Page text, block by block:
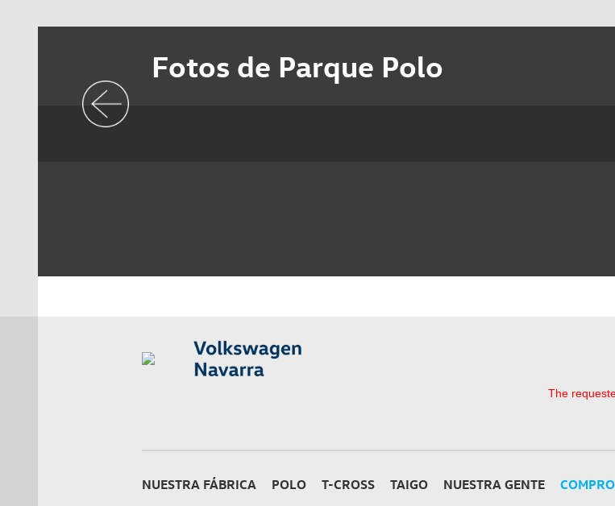
Fotos de Parque Polo
The
NUESTRA FÁBRICA POLO T-CROSS TAIGO NUESTRA GENTE